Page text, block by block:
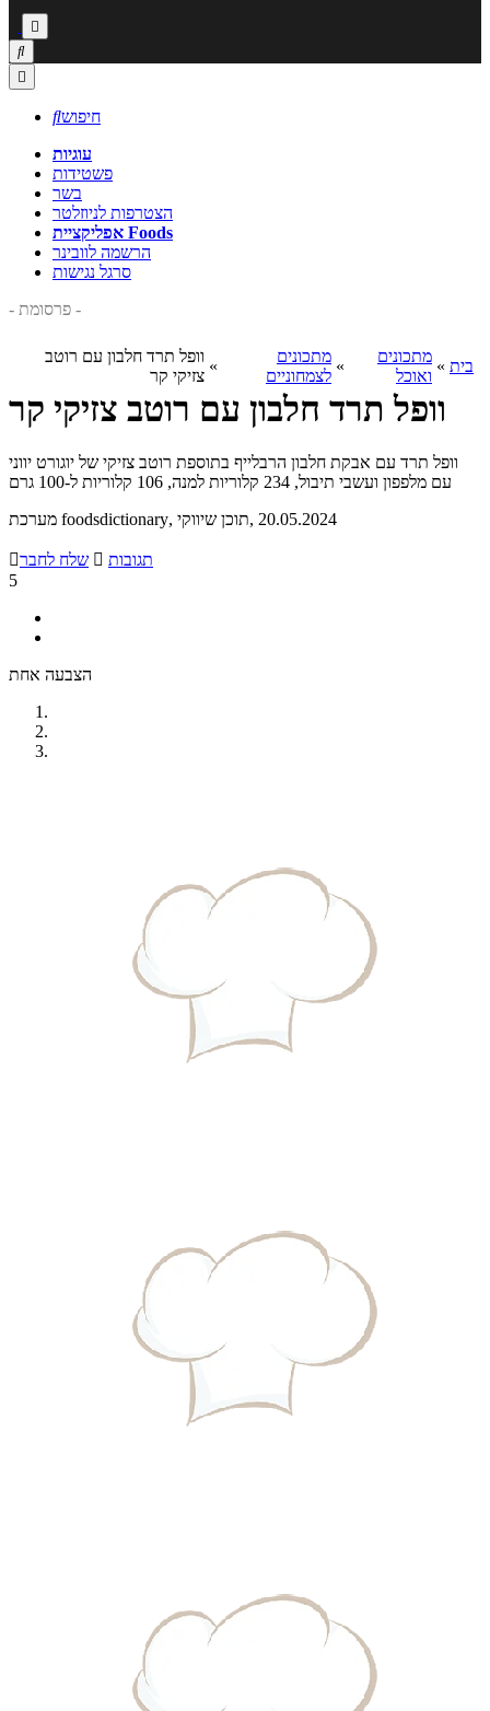



חיפוש
עוגיות
פשטידות
בשר
הצטרפות לניוזלטר
אפליקציית Foods
הרשמה לוובינר
סרגל נגישות
- פרסומת -
בית »
מתכונים
ואוכל
»
מתכונים
לצמחוניים
»
וופל תרד חלבון עם רוטב
צזיקי קר
וופל תרד חלבון עם רוטב צזיקי קר
וופל תרד עם אבקת חלבון הרבלייף בתוספת רוטב צזיקי של יוגורט יווני
עם מלפפון ועשבי תיבול, 234 קלוריות למנה, 106 קלוריות ל-100 גרם
מערכת foodsdictionary , תוכן שיווקי, 20.05.2024
שלח לחבר  תגובות
5
הצבעה אחת